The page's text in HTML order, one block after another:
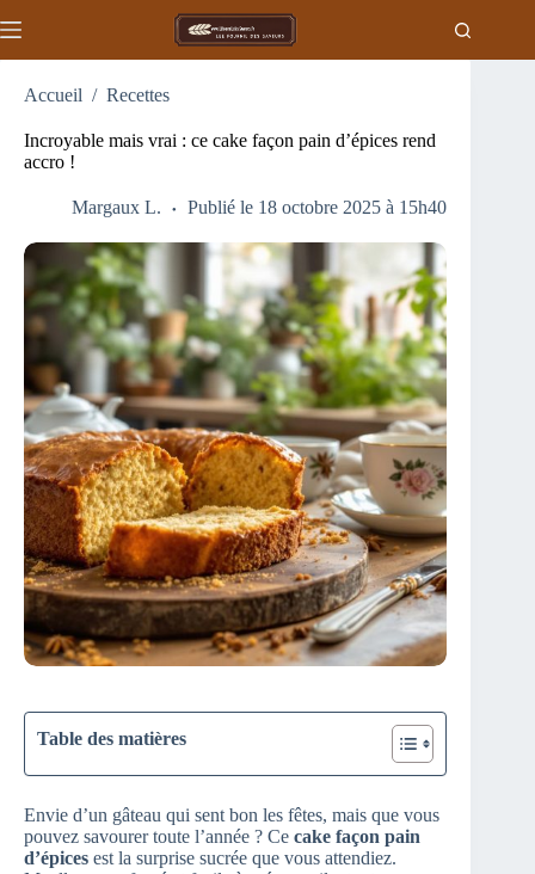
au
Accueil / Recettes
Incroyable mais vrai : ce cake façon pain d’épices rend
accro !
Margaux L. Publié le 18 octobre 2025 à 15h40
Table des matières
Envie d’un gâteau qui sent bon les fêtes, mais que vous
pouvez savourer toute l’année ? Ce cake façon pain
d’épices est la surprise sucrée que vous attendiez.